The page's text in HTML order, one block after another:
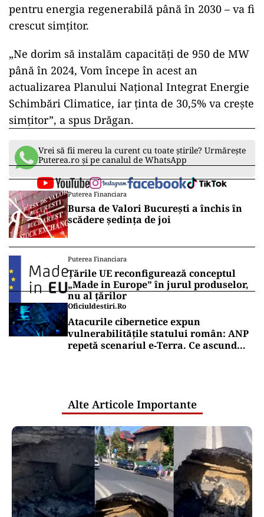
pentru energia regenerabilă până în 2030 – va fi
crescut simţitor.
„Ne dorim să instalăm capacităţi de 950 de MW
până în 2024, Vom începe în acest an
actualizarea Planului Naţional Integrat Energie
Schimbări Climatice, iar ţinta de 30,5% va creşte
simţitor”, a spus Drăgan.
Vrei să fii mereu la curent cu toate știrile? Urmărește
Puterea.ro și pe canalul de WhatsApp
Puterea Financiara
Bursa de Valori București a închis în
scădere ședința de joi
Puterea Financiara
Țările UE reconfigurează conceptul
„Made in Europe” în jurul produselor,
nu al țărilor
Oficiuldestiri.ro
Atacurile cibernetice expun
vulnerabilitățile statului român: ANP
repetă scenariul e‑Terra. Ce ascund
Alte Articole Importante